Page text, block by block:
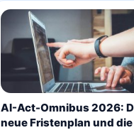
AI-Act-Omnibus 2026:
neue Fristenplan und die